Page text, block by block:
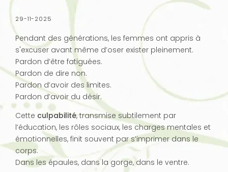
29-11-2025
Pendant des générations, les femmes ont appris à
s'excuser avant même d’oser exister pleinement.
Pardon d’être fatiguées.
Pardon de dire non.
Pardon d’avoir des limites.
Pardon d’avoir du désir.
Cette culpabilité, transmise subtilement par
l’éducation, les rôles sociaux, les charges mentales et
émotionnelles, finit souvent par s’imprimer dans le
corps.
Dans les épaules, dans la gorge, dans le ventre.